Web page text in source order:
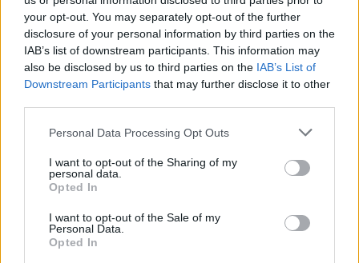
your opt-out. You may separately opt-out of the further
disclosure of your personal information by third parties on the
IAB’s list of downstream participants. This information may
also be disclosed by us to third parties on the IAB’s List of
Downstream Participants that may further disclose it to other
Please note that this website/app uses one or more Google
not limited to your visit or usage behaviour. You may click to
grant or deny consent to Google and its third-party tags to
use your data for below specified purposes in below Google
consent section.
Personal Data Processing Opt Outs
I want to opt-out of the Sharing of my
personal data.
Opted In
I want to opt-out of the Sale of my
Personal Data.
Opted In
προμηθευτεί ναρκωτικά και γενικότερα όταν δεν
έπαιρνε αυτό που επιθυμούσε. Η επιθετικότητά του
είχε κλιμακωθεί το τελευταίο διάστημα και ο ίδιος
ήξερε ότι αυτό οφείλεται στην χρήση ναρκωτικών.
Είχε στοχοποιήσει το θείο του και αυτό δεν
επιτέθηκε σε άλλα μέλη της οικογένειας» ανέφερε,